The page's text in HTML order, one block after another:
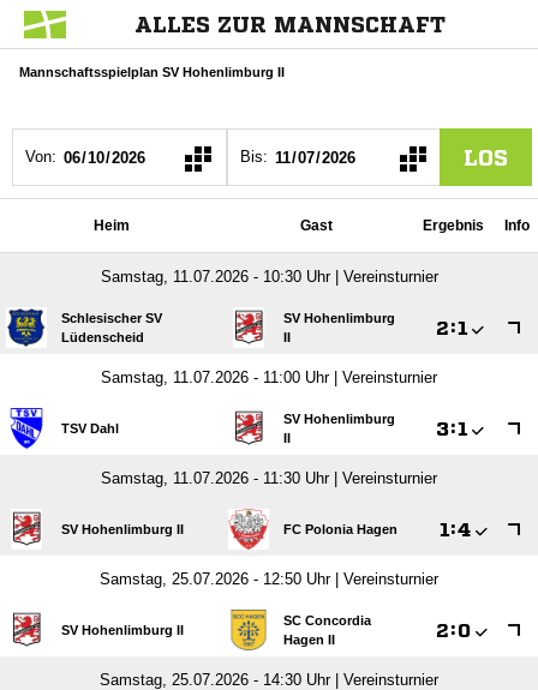
ALLES ZUR MANNSCHAFT
Mannschaftsspielplan SV Hohenlimburg II
Von: Bis: LOS
Heim Gast Ergebnis Info
Samstag, 11.07.2026 - 10:30 Uhr | Vereinsturnier
Schlesischer SV
Lüdenscheid
SV Hohenlimburg
II
:
Samstag, 11.07.2026 - 11:00 Uhr | Vereinsturnier
TSV Dahl
SV Hohenlimburg
II
:
Samstag, 11.07.2026 - 11:30 Uhr | Vereinsturnier
SV Hohenlimburg II FC Polonia Hagen  :
Samstag, 25.07.2026 - 12:50 Uhr | Vereinsturnier
SV Hohenlimburg II
SC Concordia
Hagen II
:
Samstag, 25.07.2026 - 14:30 Uhr | Vereinsturnier